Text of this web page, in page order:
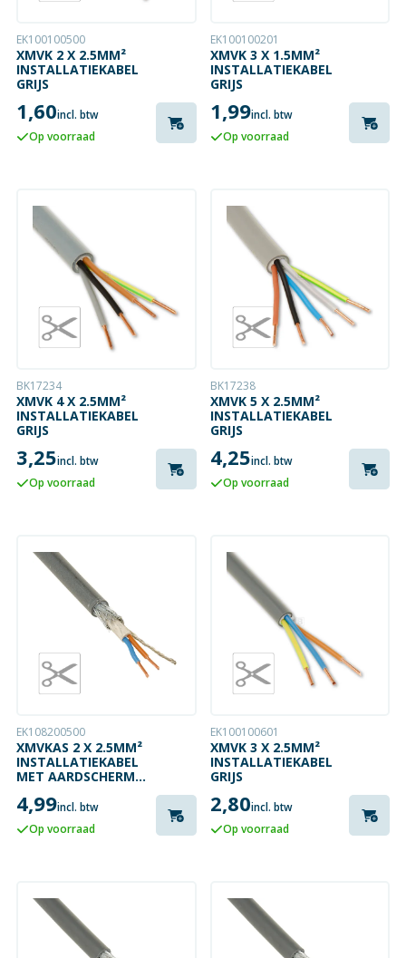
EK100100500
XMVK 2 X 2.5MM²
INSTALLATIEKABEL
GRIJS
1,60incl. btw
Op voorraad
EK100100201
XMVK 3 X 1.5MM²
INSTALLATIEKABEL
GRIJS
1,99incl. btw
Op voorraad
BK17234
XMVK 4 X 2.5MM²
INSTALLATIEKABEL
GRIJS
3,25incl. btw
Op voorraad
BK17238
XMVK 5 X 2.5MM²
INSTALLATIEKABEL
GRIJS
4,25incl. btw
Op voorraad
EK108200500
XMVKAS 2 X 2.5MM²
INSTALLATIEKABEL
MET AARDSCHERM
4,99incl. btw
Op voorraad
EK100100601
XMVK 3 X 2.5MM²
INSTALLATIEKABEL
GRIJS
2,80incl. btw
Op voorraad